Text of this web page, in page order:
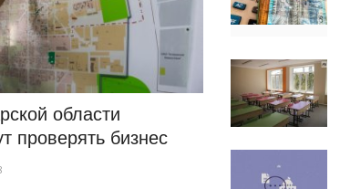
области
проверять бизнес